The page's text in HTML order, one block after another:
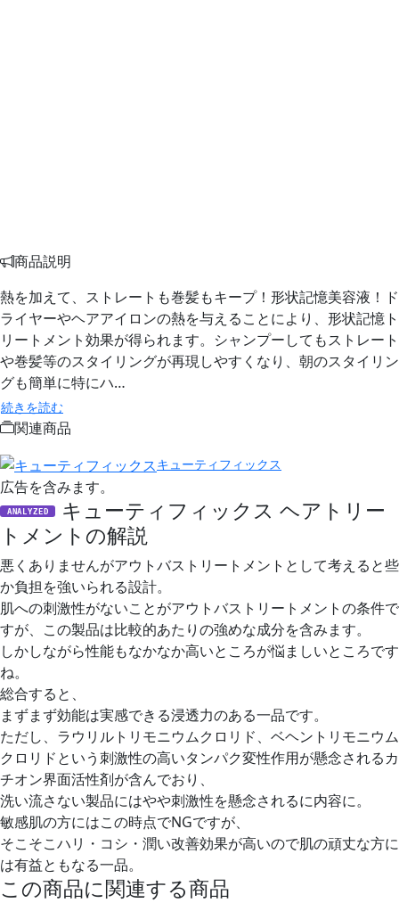
商品説明
熱を加えて、ストレートも巻髪もキープ！形状記憶美容液！ド
ライヤーやヘアアイロンの熱を与えることにより、形状記憶ト
リートメント効果が得られます。シャンプーしてもストレート
や巻髪等のスタイリングが再現しやすくなり、朝のスタイリン
グも簡単に特にハ…
続きを読む
関連商品
キューティフィックス
広告を含みます。
ANALYZED
キューティフィックス ヘアトリー
トメントの解説
悪くありませんがアウトバストリートメントとして考えると些
か負担を強いられる設計。
肌への刺激性がないことがアウトバストリートメントの条件で
すが、この製品は比較的あたりの強めな成分を含みます。
しかしながら性能もなかなか高いところが悩ましいところです
ね。
総合すると、
まずまず効能は実感できる浸透力のある一品です。
ただし、ラウリルトリモニウムクロリド、ベヘントリモニウム
クロリドという刺激性の高いタンパク変性作用が懸念されるカ
チオン界面活性剤が含んでおり、
洗い流さない製品にはやや刺激性を懸念されるに内容に。
敏感肌の方にはこの時点でNGですが、
そこそこハリ・コシ・潤い改善効果が高いので肌の頑丈な方に
は有益ともなる一品。
この商品に関連する商品